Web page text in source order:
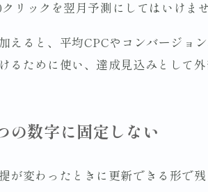
リックを翌月予測にしてはいけませ
えると、平均CPCやコンバージョ
るために使い、達成見込みとして
の数字に固定しない
が変わったときに更新できる形で